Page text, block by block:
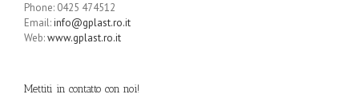
Phone: 0425 474512
Email:info@gplast.ro.it
Web:www.gplast.ro.it
Mettiti in contatto con noi!